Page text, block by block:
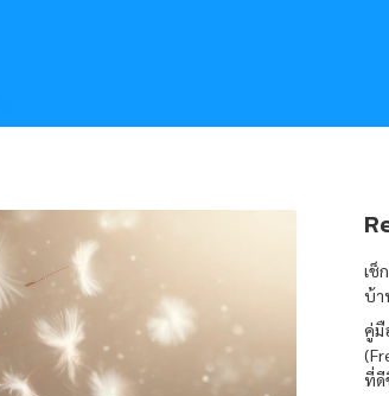
เช็
บ้า
คู่มื
ที่ดี